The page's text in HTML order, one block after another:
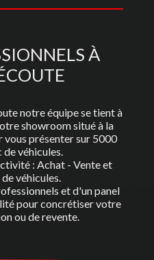
À
notre équipe se tient à
showroom situé à la
vous présenter sur 5000
véhicules.
: Achat - Vente et
véhicules.
et d'un panel
pour concrétiser votre
ou de revente.